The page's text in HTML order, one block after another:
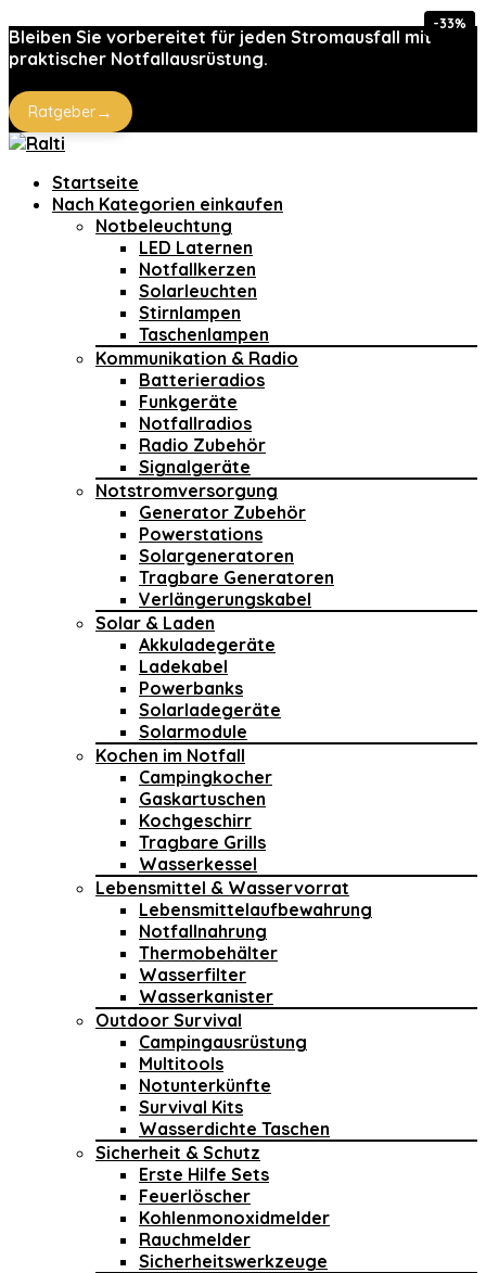
Bleiben Sie vorbereitet für jeden Stromausfall mit
praktischer Notfallausrüstung.
Ratgeber→
Startseite
Nach Kategorien einkaufen
Notbeleuchtung
LED Laternen
Notfallkerzen
Solarleuchten
Stirnlampen
Taschenlampen
Kommunikation & Radio
Batterieradios
Funkgeräte
Notfallradios
Radio Zubehör
Signalgeräte
Notstromversorgung
Generator Zubehör
Powerstations
Solargeneratoren
Tragbare Generatoren
Verlängerungskabel
Solar & Laden
Akkuladegeräte
Ladekabel
Powerbanks
Solarladegeräte
Solarmodule
Kochen im Notfall
Campingkocher
Gaskartuschen
Kochgeschirr
Tragbare Grills
Wasserkessel
Lebensmittel & Wasservorrat
Lebensmittelaufbewahrung
Notfallnahrung
Thermobehälter
Wasserfilter
Wasserkanister
Outdoor Survival
Campingausrüstung
Multitools
Notunterkünfte
Survival Kits
Wasserdichte Taschen
Sicherheit & Schutz
Erste Hilfe Sets
Feuerlöscher
Kohlenmonoxidmelder
Rauchmelder
Sicherheitswerkzeuge
-10%
-33%